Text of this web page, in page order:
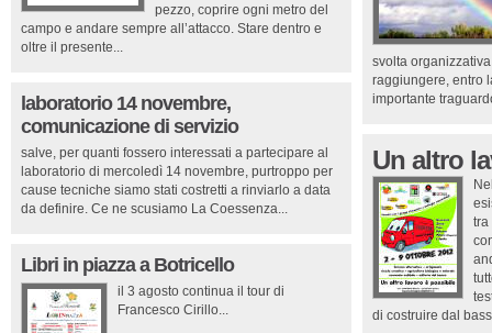
pezzo, coprire ogni metro del
campo e andare sempre all’attacco. Stare dentro e
oltre il presente...
laboratorio 14 novembre,
comunicazione di servizio
salve, per quanti fossero interessati a partecipare al
laboratorio di mercoledì 14 novembre, purtroppo per
cause tecniche siamo stati costretti a rinviarlo a data
da definire. Ce ne scusiamo La Coessenza...
Libri in piazza a Botricello
il 3 agosto continua il tour di
Francesco Cirillo...
svolta
raggiungere, entro
importante
Un altro
tra
di costruire dal